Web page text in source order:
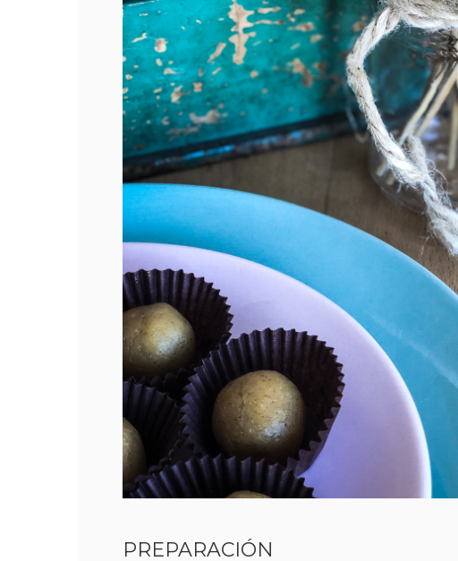
PREPARACIÓN